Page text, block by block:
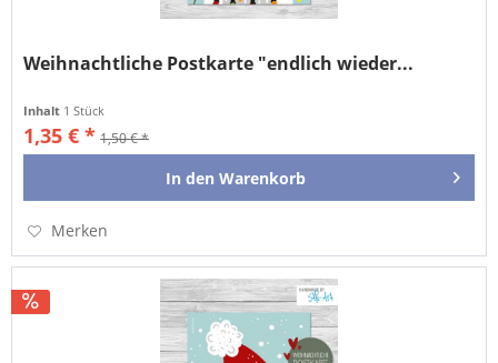
Weihnachtliche Postkarte "endlich wieder...
Inhalt 1 Stück
1,35 € * 1,50 € *
In den Warenkorb
Merken